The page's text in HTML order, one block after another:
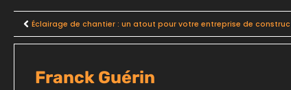
Éclairage de chantier : un atout pour votre entreprise de
Franck Guérin